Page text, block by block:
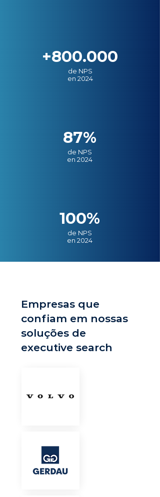
+800.000
de NPS
en 2024
87%
de NPS
en 2024
100%
de NPS
en 2024
Empresas que
confiam em nossas
soluções de
executive search